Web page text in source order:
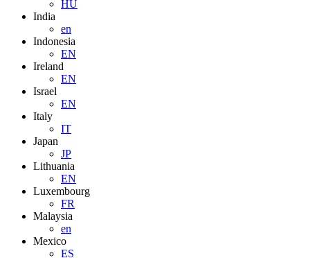
HU
India
en
Indonesia
EN
Ireland
EN
Israel
EN
Italy
IT
Japan
JP
Lithuania
EN
Luxembourg
FR
Malaysia
en
Mexico
ES